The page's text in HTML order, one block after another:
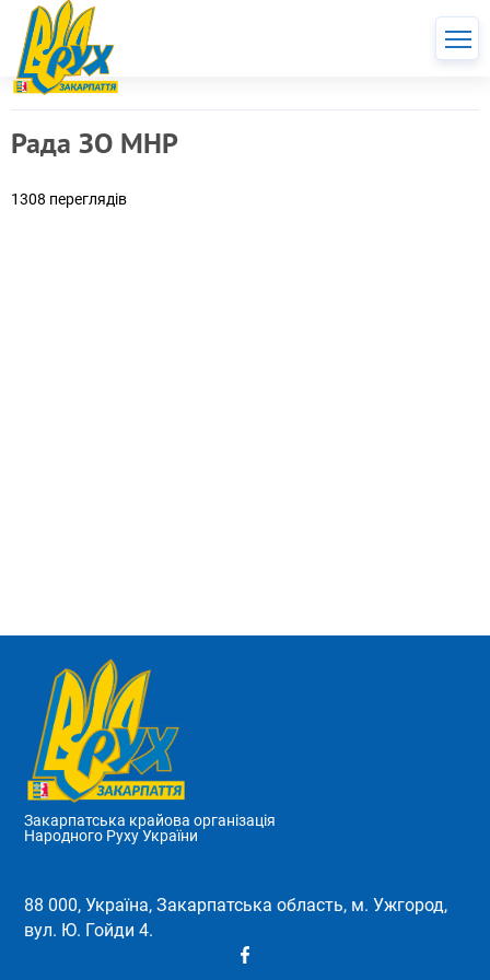
Рада ЗО МНР
1308 переглядів
Закарпатська крайова організація
Народного Руху України
88 000, Україна, Закарпатська область, м. Ужгород,
вул. Ю. Гойди 4.